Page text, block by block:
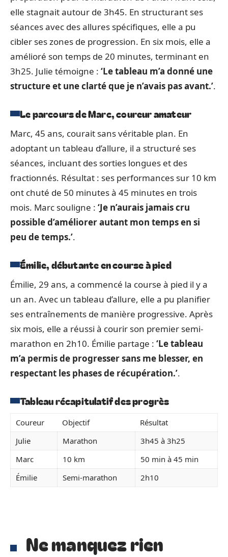
elle stagnait autour de 3h45. En structurant ses
séances avec des allures spécifiques, elle a pu
cibler ses zones de progression. En six mois, elle a
amélioré son temps de 20 minutes, terminant en
3h25. Julie témoigne : ‘Le tableau m’a donné une
structure et une clarté que je n’avais pas avant.’.
Le parcours de Marc, coureur amateur
Marc, 45 ans, courait sans véritable plan. En
adoptant un tableau d’allure, il a structuré ses
séances, incluant des sorties longues et des
fractionnés. Résultat : ses performances sur 10 km
ont chuté de 50 minutes à 45 minutes en trois
mois. Marc souligne : ‘Je n’aurais jamais cru
possible d’améliorer autant mon temps en si
peu de temps.’.
Émilie, débutante en course à pied
Émilie, 29 ans, a commencé la course à pied il y a
un an. Avec un tableau d’allure, elle a pu planifier
ses entraînements de manière progressive. Après
six mois, elle a réussi à courir son premier semi-
marathon en 2h10. Émilie partage : ‘Le tableau
m’a permis de progresser sans me blesser, en
respectant les phases de récupération.’.
Tableau récapitulatif des progrès
Coureur Objectif
Résultat
Julie
Marathon
3h45 à 3h25
Marc
10 km
50 min à 45 min
Émilie
Semi-marathon 2h10
Ne manquez rien